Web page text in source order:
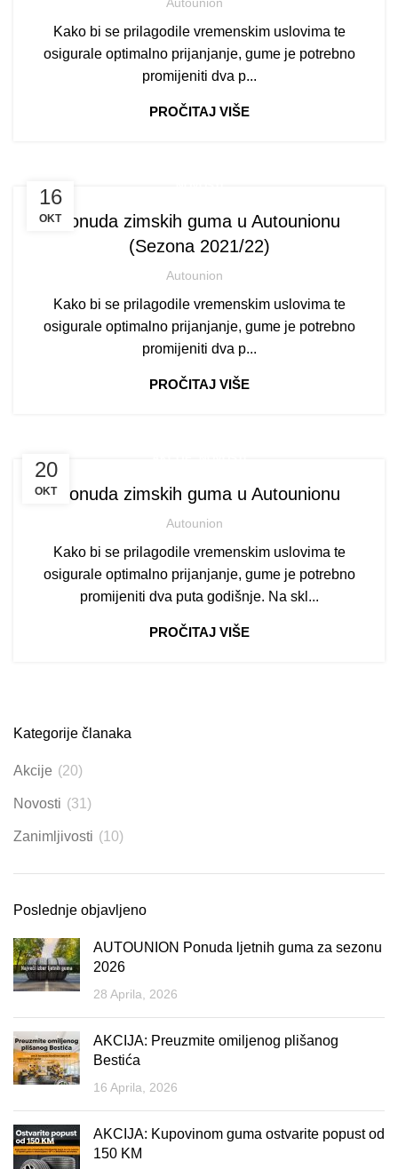
Kako bi se prilagodile vremenskim uslovima te
osigurale optimalno prijanjanje, gume je potrebno
promijeniti dva p...
PROČITAJ VIŠE
16
OKTPonuda zimskih guma u Autounionu
(Sezona 2021/22)
Autounion
Kako bi se prilagodile vremenskim uslovima te
osigurale optimalno prijanjanje, gume je potrebno
promijeniti dva p...
PROČITAJ VIŠE
20
OKT Ponuda zimskih guma u Autounionu
Autounion
Kako bi se prilagodile vremenskim uslovima te
osigurale optimalno prijanjanje, gume je potrebno
promijeniti dva puta godišnje. Na skl...
PROČITAJ VIŠE
Kategorije članaka
Akcije (20)
Novosti (31)
Zanimljivosti (10)
Poslednje objavljeno
AUTOUNION Ponuda ljetnih guma za sezonu
2026
28 Aprila, 2026
AKCIJA: Preuzmite omiljenog plišanog
Bestića
16 Aprila, 2026
AKCIJA: Kupovinom guma ostvarite popust od
150 KM